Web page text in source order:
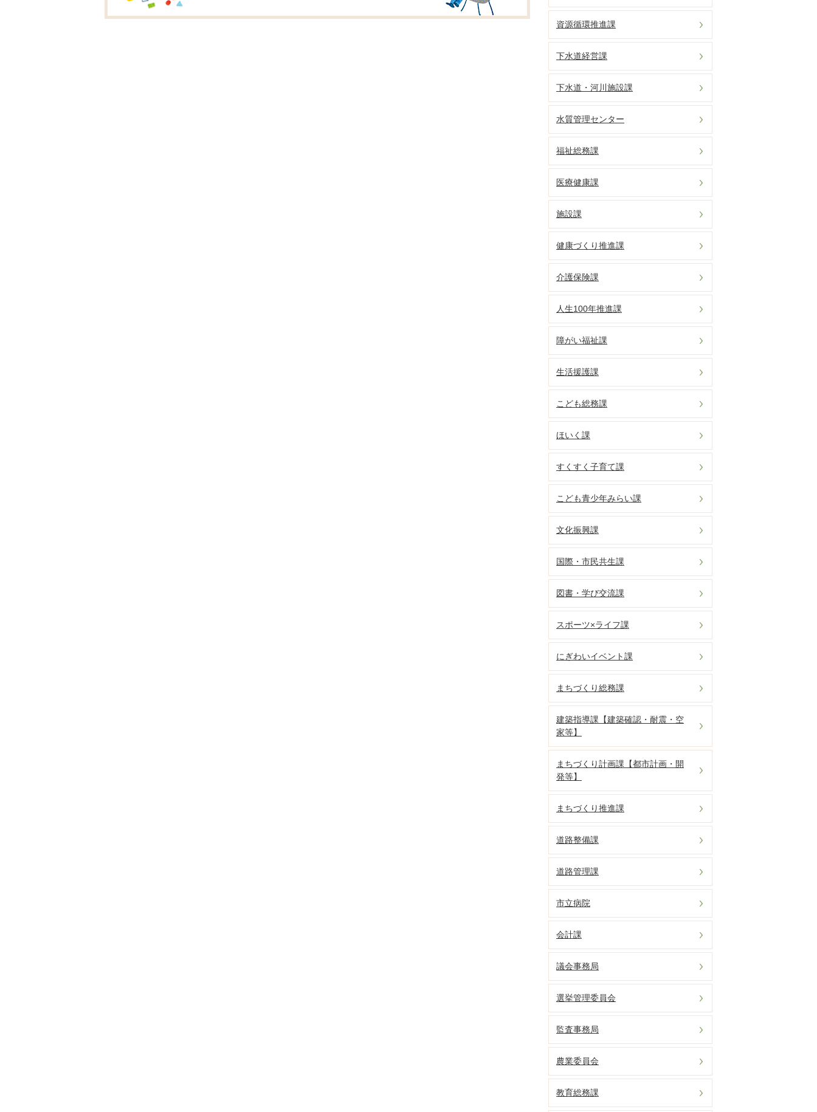
資源循環推進課
下水道経営課
下水道・河川施設課
水質管理センター
福祉総務課
医療健康課
施設課
健康づくり推進課
介護保険課
人生100年推進課
障がい福祉課
生活援護課
こども総務課
ほいく課
すくすく子育て課
こども青少年みらい課
文化振興課
国際・市民共生課
図書・学び交流課
スポーツ×ライフ課
にぎわいイベント課
まちづくり総務課
建築指導課【建築確認・耐震・空
家等】
まちづくり計画課【都市計画・開
発等】
まちづくり推進課
道路整備課
道路管理課
市立病院
会計課
議会事務局
選挙管理委員会
監査事務局
農業委員会
教育総務課